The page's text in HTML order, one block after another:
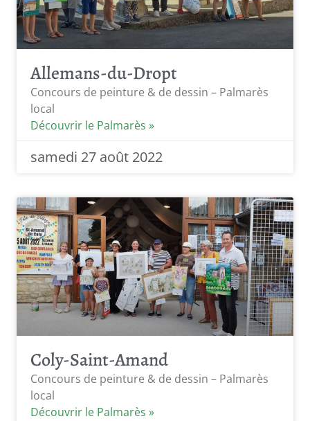
Allemans-du-Dropt
Concours de peinture & de dessin – Palmarès
local
Découvrir le Palmarès »
samedi 27 août 2022
Coly-Saint-Amand
Concours de peinture & de dessin – Palmarès
local
Découvrir le Palmarès »